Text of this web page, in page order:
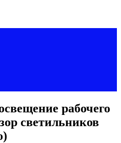
рабочего
светильников